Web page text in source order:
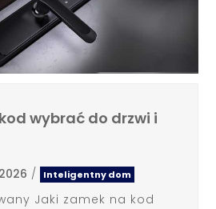
wybrać do drzwi i
/ Inteligentny dom
Jaki zamek na kod